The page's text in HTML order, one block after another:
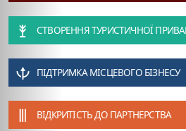
СТВОРЕННЯ ТУРИСТИЧНОЇ
ПІДТРИМКА МІСЦЕВОГО БІЗНЕСУ
ВІДКРИТІСТЬ ДО ПАРТНЕРСТВА